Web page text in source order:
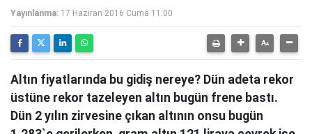
Yayınlanma: 17 Haziran 2016 Cuma 11:00
Altın fiyatlarında bu gidiş nereye? Dün adeta rekor
üstüne rekor tazeleyen altın bugün frene bastı.
Dün 2 yılın zirvesine çıkan altının onsu bugün